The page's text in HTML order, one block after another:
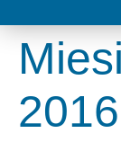
2016